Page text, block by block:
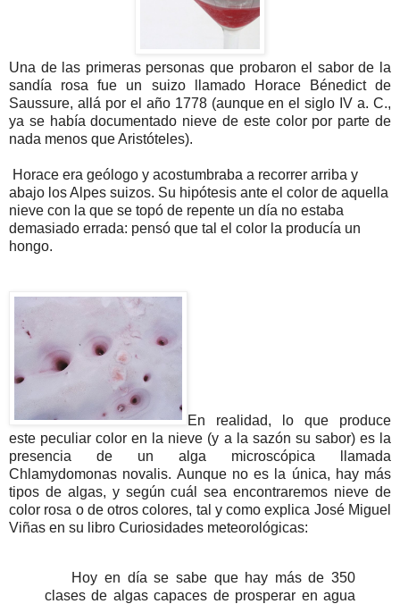
Una de las primeras personas que probaron el sabor de la
sandía rosa fue un suizo llamado Horace Bénedict de
Saussure, allá por el año 1778 (aunque en el siglo IV a. C.,
ya se había documentado nieve de este color por parte de
nada menos que Aristóteles).
Horace era geólogo y acostumbraba a recorrer arriba y
abajo los Alpes suizos. Su hipótesis ante el color de aquella
nieve con la que se topó de repente un día no estaba
demasiado errada: pensó que tal el color la producía un
hongo.
En realidad, lo que produce
este peculiar color en la nieve (y a la sazón su sabor) es la
presencia de un alga microscópica llamada
Chlamydomonas novalis. Aunque no es la única, hay más
tipos de algas, y según cuál sea encontraremos nieve de
color rosa o de otros colores, tal y como explica José Miguel
Viñas en su libro Curiosidades meteorológicas:
Hoy en día se sabe que hay más de 350
clases de algas capaces de prosperar en agua